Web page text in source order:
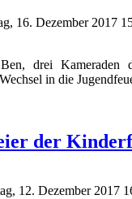
16. Dezember 2017
drei Kameraden
in die
der
12. Dezember 2017